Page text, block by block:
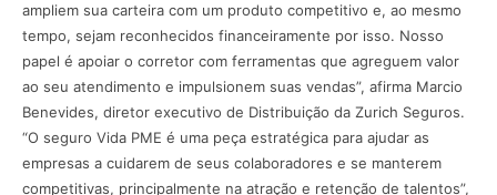
ampliem sua carteira com um produto competitivo e, ao mesmo
tempo, sejam reconhecidos financeiramente por isso. Nosso
papel é apoiar o corretor com ferramentas que agreguem valor
ao seu atendimento e impulsionem suas vendas”, afirma Marcio
Benevides, diretor executivo de Distribuição da Zurich Seguros.
“O seguro Vida PME é uma peça estratégica para ajudar as
empresas a cuidarem de seus colaboradores e se manterem
competitivas, principalmente na atração e retenção de talentos”,